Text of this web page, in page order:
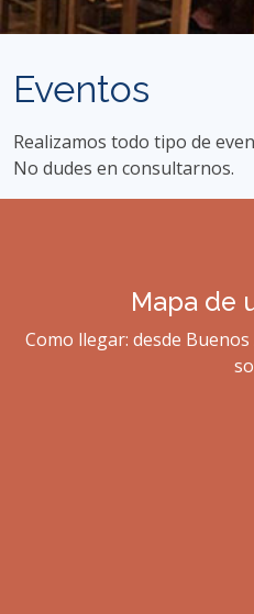
Eventos
Realizamos todo tipo de
No dudes en consultarnos.
Mapa de
Como llegar: desde